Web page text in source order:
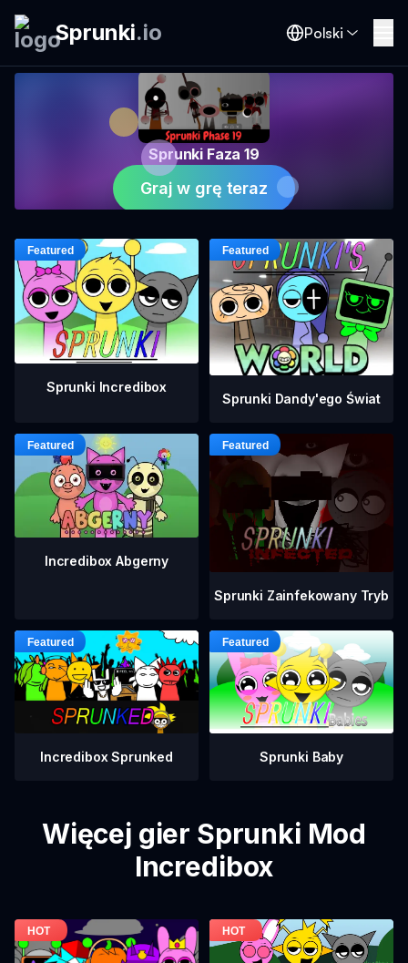
Sprunki.io Polski
Sprunki Faza 19
Graj w grę teraz
Sprunki Incredibox
Sprunki Dandy'ego Świat
Incredibox Abgerny
Sprunki Zainfekowany Tryb
Incredibox Sprunked Sprunki Baby
Więcej gier Sprunki Mod
Incredibox